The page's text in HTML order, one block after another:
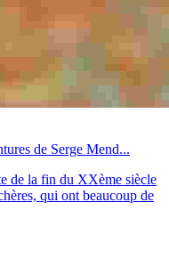
de Serge Mend...
de la fin du XXème siècle
qui ont beaucoup de